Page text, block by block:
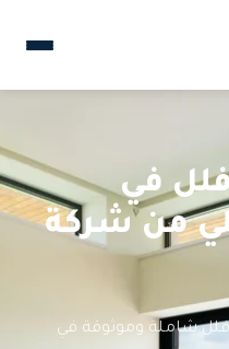
في
من شركة
شاملة وموثوقة في